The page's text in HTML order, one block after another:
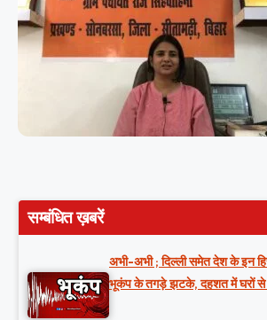
सम्बंधित ख़बरें
अभी-अभी ; दिल्ली समेत देश के इन
भूकंप के तगड़े झटके, दहशत में घरों से